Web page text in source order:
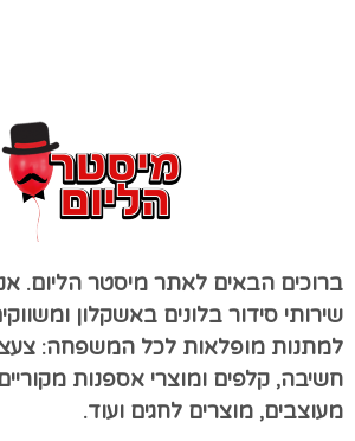
ברוכים הבאים לאתר מיסטר הליום.
שירותי סידור בלונים באשקלון
למתנות מופלאות לכל המשפחה:
חשיבה, קלפים ומוצרי אספנות
מעוצבים, מוצרים לחגים ועוד.